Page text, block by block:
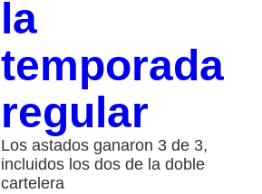
la
temporada
regular
Los astados ganaron 3 de 3,
incluidos los dos de la doble
cartelera